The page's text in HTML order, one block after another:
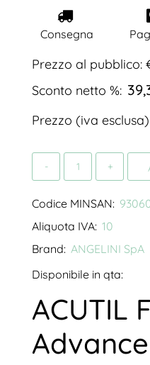
Consegna
Prezzo al pubblico:
Sconto netto %:
Prezzo (iva esclusa)
Codice MINSAN:
Aliquota IVA: 10
Brand: ANGELINI SpA
Disponibile in qta:
ACUTIL
Advance